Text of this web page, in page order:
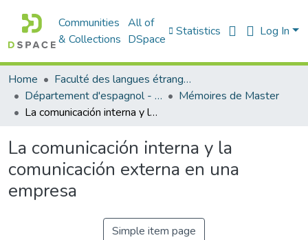
Communities
& Collections
All of
DSpace
Statistics Log In
Home
Faculté des langues étrangères
Département d'espagnol - قسم اللفة الإسبانية
Mémoires de Master
La comunicación interna y la comunicación externa en una empresa
La comunicación interna y la
comunicación externa en una
empresa
Simple item page